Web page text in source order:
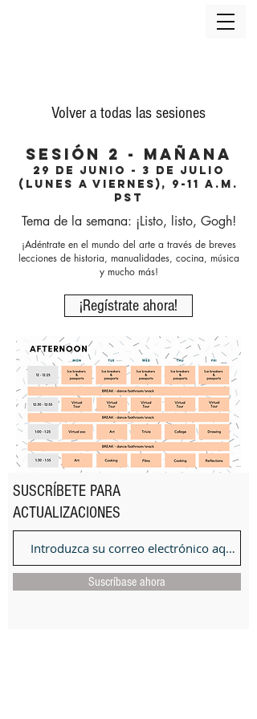
Volver a todas las sesiones
sesión 2 - mañana
29 de junio - 3 de julio
(lunes a viernes), 9-11 a.m.
PST
Tema de la semana: ¡Listo, listo, Gogh!
¡Adéntrate en el mundo del arte a través de breves
lecciones de historia, manualidades, cocina, música
y mucho más!
¡Regístrate ahora!
SUSCRÍBETE PARA
ACTUALIZACIONES
Suscríbase ahora